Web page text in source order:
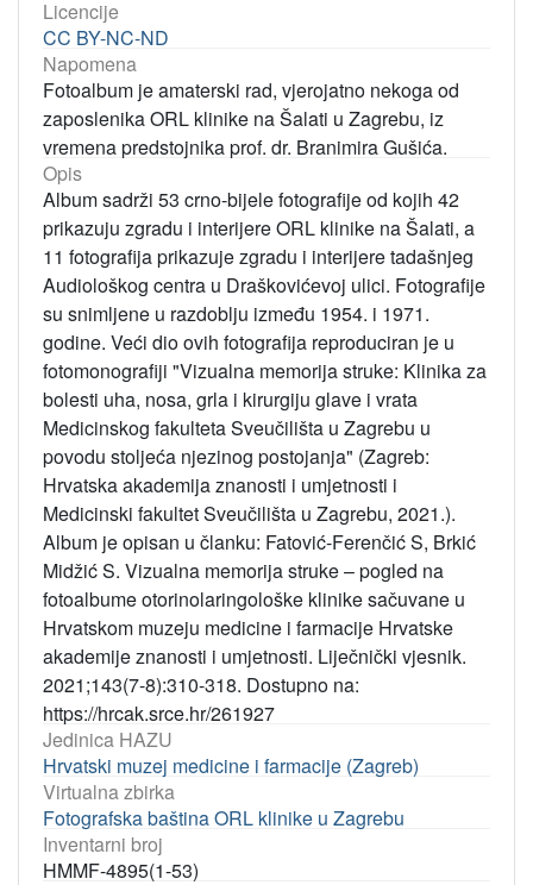
Licencije
CC BY-NC-ND
Napomena
Fotoalbum je amaterski rad, vjerojatno nekoga od
zaposlenika ORL klinike na Šalati u Zagrebu, iz
vremena predstojnika prof. dr. Branimira Gušića.
Opis
Album sadrži 53 crno-bijele fotografije od kojih 42
prikazuju zgradu i interijere ORL klinike na Šalati, a
11 fotografija prikazuje zgradu i interijere tadašnjeg
Audiološkog centra u Draškovićevoj ulici. Fotografije
su snimljene u razdoblju između 1954. i 1971.
godine. Veći dio ovih fotografija reproduciran je u
fotomonografiji "Vizualna memorija struke: Klinika za
bolesti uha, nosa, grla i kirurgiju glave i vrata
Medicinskog fakulteta Sveučilišta u Zagrebu u
povodu stoljeća njezinog postojanja" (Zagreb:
Hrvatska akademija znanosti i umjetnosti i
Medicinski fakultet Sveučilišta u Zagrebu, 2021.).
Album je opisan u članku: Fatović-Ferenčić S, Brkić
Midžić S. Vizualna memorija struke – pogled na
fotoalbume otorinolaringološke klinike sačuvane u
Hrvatskom muzeju medicine i farmacije Hrvatske
akademije znanosti i umjetnosti. Liječnički vjesnik.
2021;143(7-8):310-318. Dostupno na:
https://hrcak.srce.hr/261927
Jedinica HAZU
Hrvatski muzej medicine i farmacije (Zagreb)
Virtualna zbirka
Fotografska baština ORL klinike u Zagrebu
Inventarni broj
HMMF-4895(1-53)